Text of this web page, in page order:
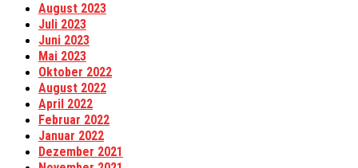
August 2023
Juli 2023
Juni 2023
Mai 2023
Oktober 2022
August 2022
April 2022
Februar 2022
Januar 2022
Dezember 2021